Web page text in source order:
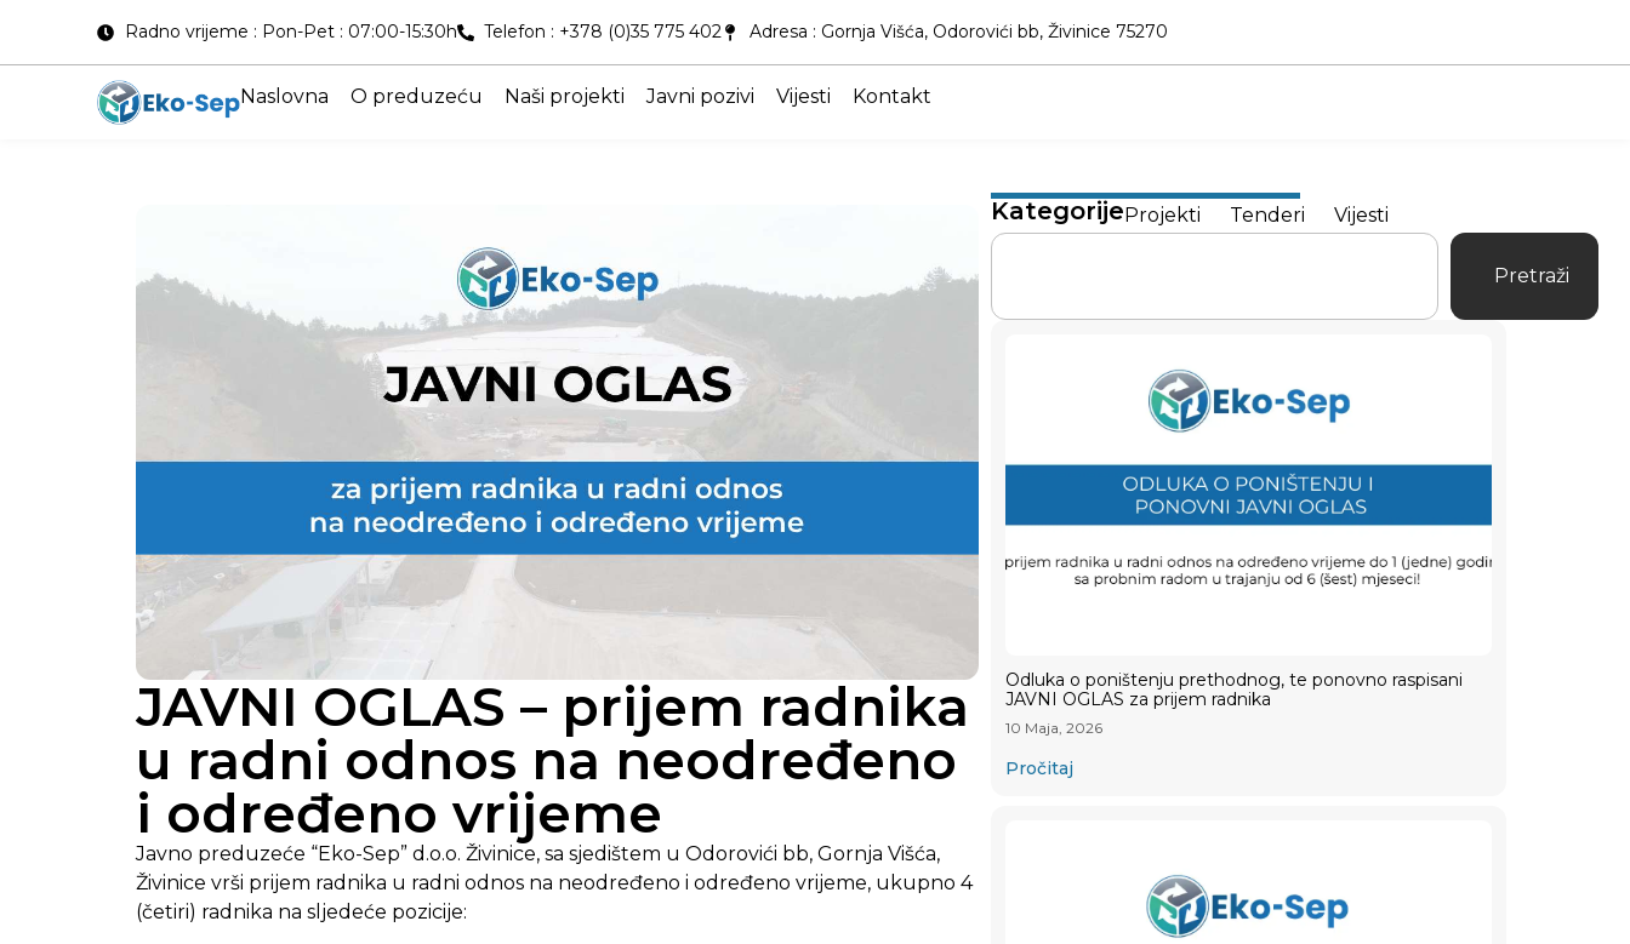
Radno vrijeme : Pon-Pet : 07:00-15:30h Telefon : +378 (0)35 775 402 Adresa : Gornja Višća, Odorovići bb, Živinice 75270
Naslovna O preduzeću Naši projekti Javni pozivi Vijesti Kontakt
JAVNI OGLAS – prijem radnika
u radni odnos na neodređeno
i određeno vrijeme
Javno preduzeće “Eko-Sep” d.o.o. Živinice, sa sjedištem u Odorovići bb, Gornja Višća,
Živinice vrši prijem radnika u radni odnos na neodređeno i određeno vrijeme, ukupno 4
(četiri) radnika na sljedeće pozicije:
Kategorije Projekti Tenderi Vijesti
Pretraži
Odluka o poništenju prethodnog, te ponovno raspisani
JAVNI OGLAS za prijem radnika
10 Maja, 2026
Pročitaj